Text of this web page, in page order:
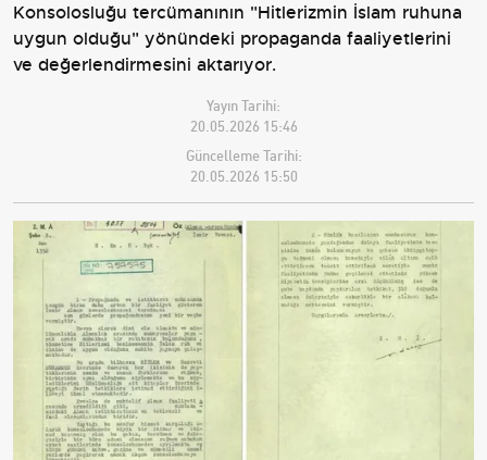
Konsolosluğu tercümanının "Hitlerizmin İslam ruhuna
uygun olduğu" yönündeki propaganda faaliyetlerini
ve değerlendirmesini aktarıyor.
Yayın Tarihi:
20.05.2026 15:46
Güncelleme Tarihi:
20.05.2026 15:50